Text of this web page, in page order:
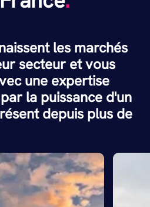
les marchés
secteur et vous
une expertise
la puissance d'un
depuis plus de